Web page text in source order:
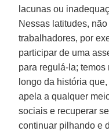
lacunas ou
Nessas latitudes,
trabalhadores, por
participar de uma
para regulá-la;
longo da história
apela a qualquer
sociais e recuperar
continuar pilhando e